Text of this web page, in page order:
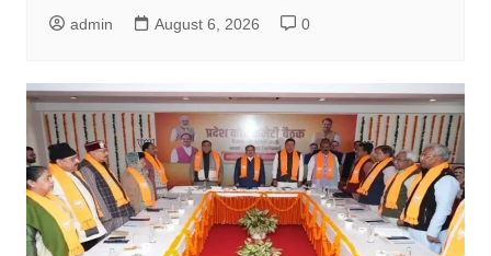
admin August 6, 2026 0